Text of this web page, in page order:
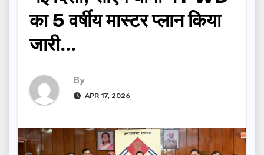
का 5 वर्षीय मास्टर प्लान किया
जारी…
By
APR 17, 2026